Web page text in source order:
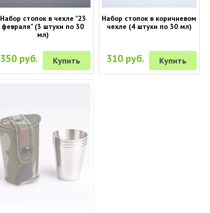
Набор стопок в чехле "23
февраля" (3 штуки по 30
мл)
350 руб. Купить
Набор стопок в коричневом
чехле (4 штуки по 30 мл)
310 руб. Купить